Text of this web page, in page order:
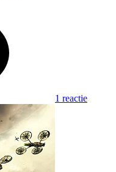
1 reactie